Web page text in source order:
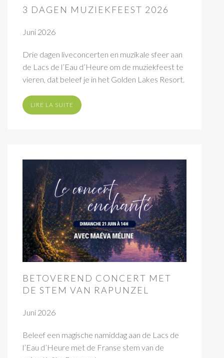
3 DAGEN MUZIEKFEEST 2026
Juni 2026
Drie dagen liveconcerten en muzikale sfeer aan
de Lacs de l’Eau d’Heure om de muziekfeest te
vieren, dat beleef je in het Golden Lakes Resort.
LIRE LA SUITE
BETOVEREND CONCERT MET
DE STEM VAN RAPUNZEL
Juni 2026
Beleef een magische namiddag aan de Lacs de
l’Eau d’Heure met de Franse stem van de